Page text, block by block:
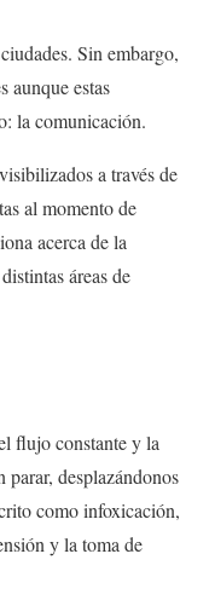
Sin embargo,
aunque estas
la comunicación.
a través de
al momento de
acerca de la
áreas de
flujo constante y la
desplazándonos
como infoxicación,
y la toma de